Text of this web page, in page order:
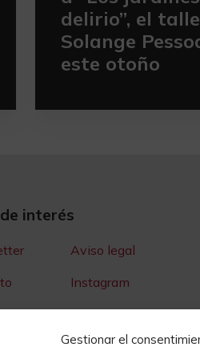
Gestionar el
delirio”, el
Solange
este otoño
interés
Aviso legal
Instagram
Youtube
Cookies